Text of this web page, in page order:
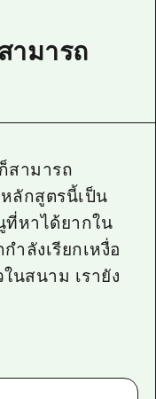
ามารถ
สามารถ
ลักสูตรนี้เป็น
ที่หาได้ยากใน
ลังเรียกเหงื่อ
นสนาม เรายัง